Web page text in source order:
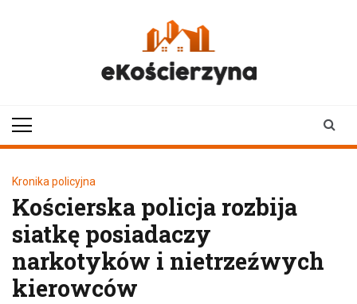
Kronika policyjna
Kościerska policja rozbija
siatkę posiadaczy
narkotyków i nietrzeźwych
kierowców